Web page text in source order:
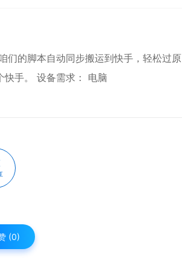
们的脚本自动同步搬运到快手，轻松过原
快手。 设备需求： 电脑
(0)